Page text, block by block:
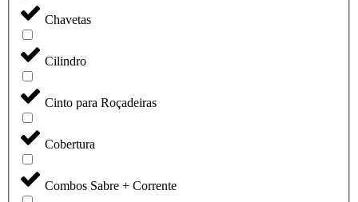
Chavetas
Cilindro
Cinto para Roçadeiras
Cobertura
Combos Sabre + Corrente